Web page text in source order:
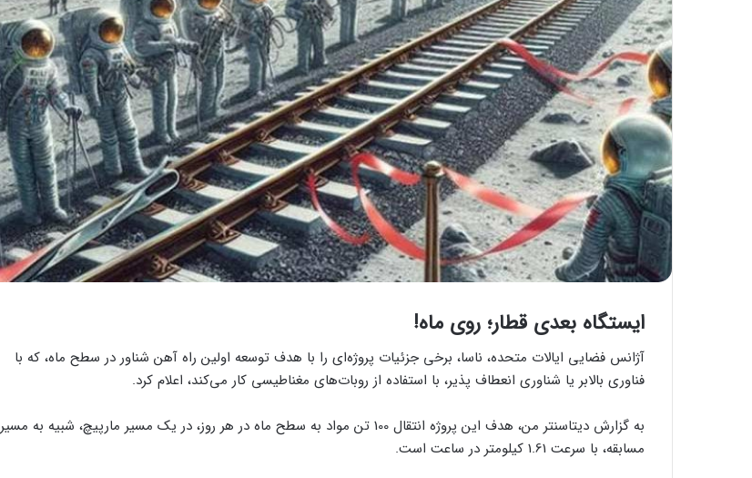
ایستگاه بعدی قطار؛ روی ماه!
آژانس فضایی ایالات متحده، ناسا، برخی جزئیات پروژه‌ای را با هدف توسعه اولین راه آهن شناور در سطح ماه، که با
فناوری بالابر یا شناوری انعطاف پذیر، با استفاده از روبات‌های مغناطیسی کار می‌کند، اعلام کرد.
به گزارش دیتاسنتر من، هدف این پروژه انتقال 100 تن مواد به سطح ماه در هر روز، در یک مسیر مارپیچ، شبیه به مسیر
مسابقه، با سرعت 1.61 کیلومتر در ساعت است.